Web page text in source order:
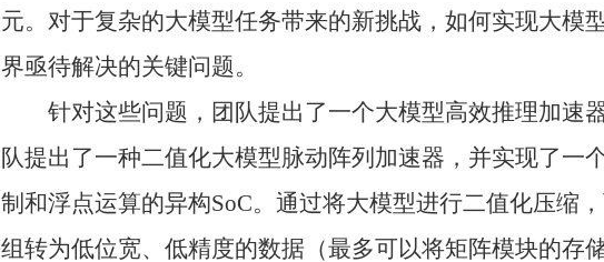
元。对于复杂的大模型任务带来的新挑战，如何实现大模
界亟待解决的关键问题。
针对这些问题，团队提出了一个大模型高效推理加速
队提出了一种二值化大模型脉动阵列加速器，并实现了一
制和浮点运算的异构SoC。通过将大模型进行二值化压缩
组转为低位宽、低精度的数据（最多可以将矩阵模块的存